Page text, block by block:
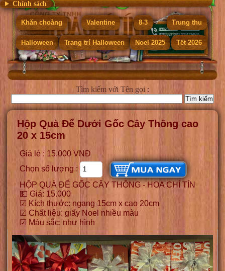
Chính sách
Khăn choàng Valentine 8-3 Trung thu
Halloween Trang trí Halloween Noel 2025 Tết 2026
Tìm kiếm với Tên gọi :
Hộp Quà Để Dưới Gốc Cây Thông cao
20 x 15cm
Giá lẻ : 15.000 VNĐ
Chọn số lượng :
HỘP QUÀ ĐỂ GỐC CÂY THÔNG - HOA CHÍ TÍN
💵 Giá: 15.000
☑ Kích thước: ngang 15cm x cao 20cm
☑ Chất liệu: giấy Noel nhiều màu
☑ Màu sắc: như hình